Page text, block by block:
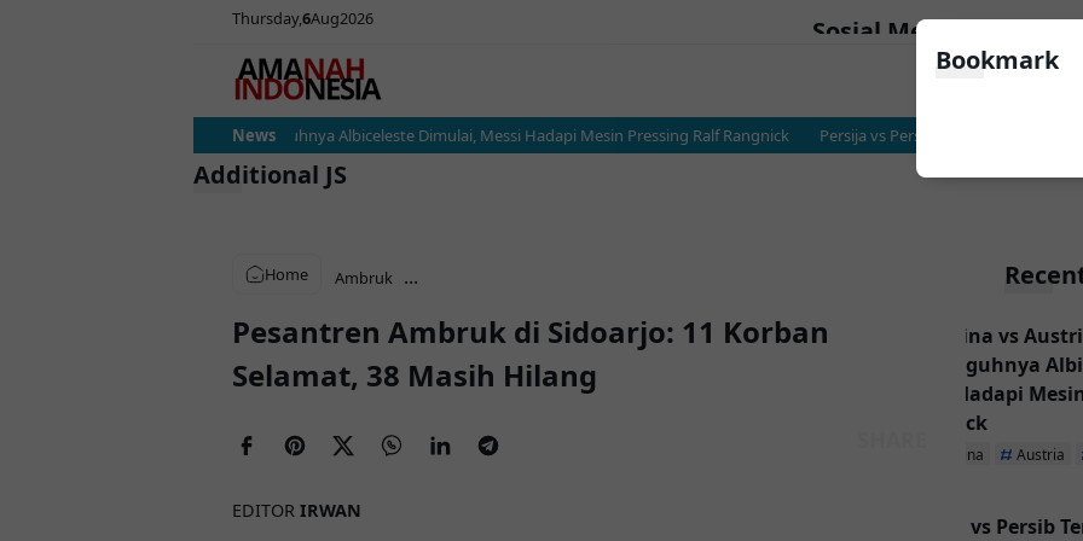
Thursday6Aug2026 Sosial Media
News
Argentina vs Austria: Ujian Sesungguhnya Albiceleste Dimulai, Messi Hadapi Mesin Pressing Ralf Rangnick Persija vs Persib Terancam Terusir ke
Home Ambruk ...
Pesantren Ambruk di Sidoarjo: 11 Korban
Selamat, 38 Masih Hilang
EDITOR IRWAN
Argentina vs
Sesungguhnya
Messi Hadapi
Rangnick
Argentina Austria
Persija vs Persib
Bookmark
Additional JS